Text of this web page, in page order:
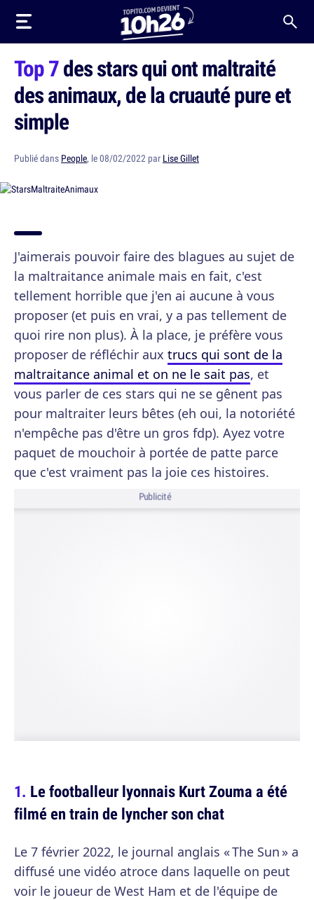
Top 7des stars qui ont maltraité
des animaux, de la cruauté pure et
simple
Publié dans People, le 08/02/2022 par Lise Gillet
J'aimerais pouvoir faire des blagues au sujet de
la maltraitance animale mais en fait, c'est
tellement horrible que j'en ai aucune à vous
proposer (et puis en vrai, y a pas tellement de
quoi rire non plus). À la place, je préfère vous
proposer de réfléchir aux trucs qui sont de la
maltraitance animal et on ne le sait pas, et
vous parler de ces stars qui ne se gênent pas
pour maltraiter leurs bêtes (eh oui, la notoriété
n'empêche pas d'être un gros fdp). Ayez votre
paquet de mouchoir à portée de patte parce
que c'est vraiment pas la joie ces histoires.
Publicité
Le footballeur lyonnais Kurt Zouma a été
filmé en train de lyncher son chat
Le 7 février 2022, le journal anglais « The Sun » a
diffusé une vidéo atroce dans laquelle on peut
voir le joueur de West Ham et de l'équipe de